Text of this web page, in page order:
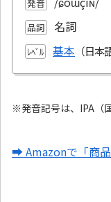
発音
品詞 名詞
ﾚﾍﾞﾙ 基本
※発音記号は、IPA（
➡ Amazonで「商